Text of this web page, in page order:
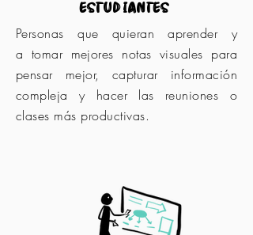
estudiantes
Personas que quieran aprender y
a tomar mejores notas visuales para
pensar mejor, capturar información
compleja y hacer las reuniones o
clases más productivas.